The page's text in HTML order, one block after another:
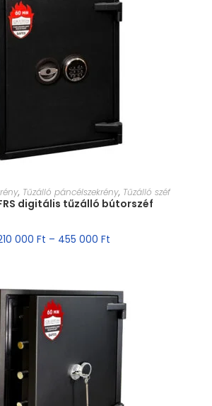
MÉRET VÁLASZTÁSA
, Tűzálló páncélszekrény, Tűzálló széf
FRS digitális tűzálló bútorszéf
000 Ft – 455 000 Ft